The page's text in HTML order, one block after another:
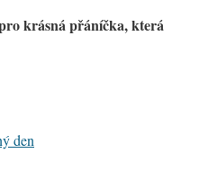
krásná přáníčka, která
den